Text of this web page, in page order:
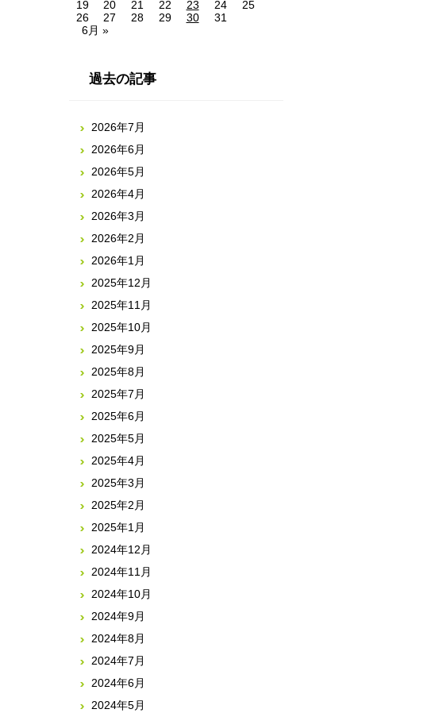
19
20 21 22 23 24
25
26
27 28 29 30
31
6月 »
過去の記事
2026年7月
2026年6月
2026年5月
2026年4月
2026年3月
2026年2月
2026年1月
2025年12月
2025年11月
2025年10月
2025年9月
2025年8月
2025年7月
2025年6月
2025年5月
2025年4月
2025年3月
2025年2月
2025年1月
2024年12月
2024年11月
2024年10月
2024年9月
2024年8月
2024年7月
2024年6月
2024年5月